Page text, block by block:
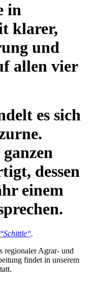
in
klarer,
und
allen vier
es sich
dessen
einem
‘‘Schittle‘‘.
regionaler Agrar- und
findet in unserem